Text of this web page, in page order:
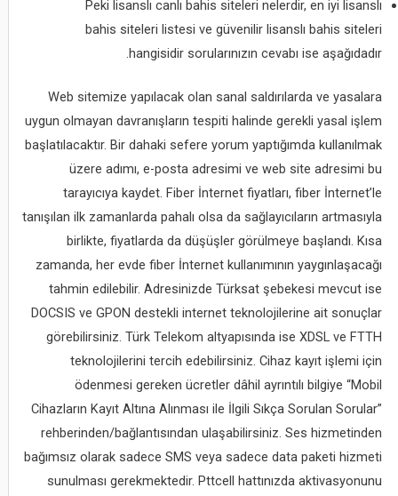
Peki lisanslı canlı bahis siteleri nelerdir, en iyi lisanslı
bahis siteleri listesi ve güvenilir lisanslı bahis siteleri
hangisidir sorularınızın cevabı ise aşağıdadır.
Web sitemize yapılacak olan sanal saldırılarda ve yasalara
uygun olmayan davranışların tespiti halinde gerekli yasal işlem
başlatılacaktır. Bir dahaki sefere yorum yaptığımda kullanılmak
üzere adımı, e-posta adresimi ve web site adresimi bu
tarayıcıya kaydet. Fiber İnternet fiyatları, fiber İnternet’le
tanışılan ilk zamanlarda pahalı olsa da sağlayıcıların artmasıyla
birlikte, fiyatlarda da düşüşler görülmeye başlandı. Kısa
zamanda, her evde fiber İnternet kullanımının yaygınlaşacağı
tahmin edilebilir. Adresinizde Türksat şebekesi mevcut ise
DOCSIS ve GPON destekli internet teknolojilerine ait sonuçlar
görebilirsiniz. Türk Telekom altyapısında ise XDSL ve FTTH
teknolojilerini tercih edebilirsiniz. Cihaz kayıt işlemi için
ödenmesi gereken ücretler dâhil ayrıntılı bilgiye “Mobil
Cihazların Kayıt Altına Alınması ile İlgili Sıkça Sorulan Sorular”
rehberinden/bağlantısından ulaşabilirsiniz. Ses hizmetinden
bağımsız olarak sadece SMS veya sadece data paketi hizmeti
sunulması gerekmektedir. Pttcell hattınızda aktivasyonunu